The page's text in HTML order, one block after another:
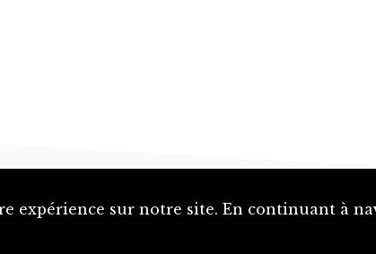
expérience sur notre site. En continuant à